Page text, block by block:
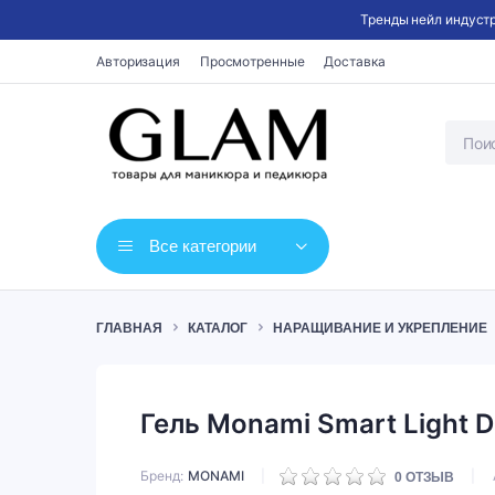
Тренды нейл
Авторизация Просмотренные Доставка
Все категории
ГЛАВНАЯ КАТАЛОГ НАРАЩИВАНИЕ И УКРЕПЛЕНИЕ
Гель Monami Smart Light
Бренд MONAMI 0ОТЗЫВ